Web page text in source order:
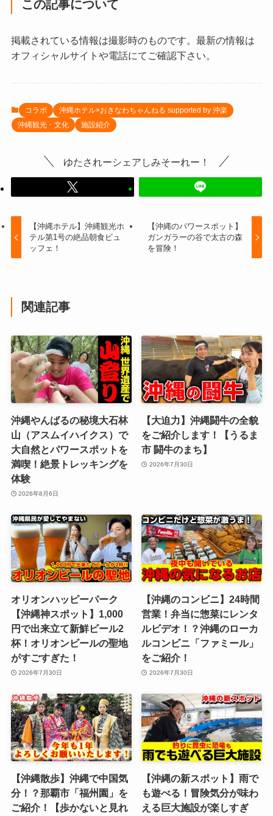
この記事について
掲載されている情報は撮影時のものです。最新の情報は
オフィシャルサイトや電話にてご確認下さい。
コラボ
沖縄ホテル×おきなわちゃんねる supported by 沖楽
沖縄観光・文化
施設紹介
ゆたされーシェアしみそーれー！
【沖縄ホテル】沖縄観光ホ
テル第1号の絶品朝食ビュ
ッフェ！
【沖縄のパワースポット】
ガンガラーの谷で太古の森
を冒険！
関連記事
沖縄やんばるの秘境大石林
山（アスムイハイクス）で
大自然とパワースポットを
満喫！絶景トレッキングを
体験
2026年8月6日
【大迫力】沖縄闘牛の全貌
をご紹介します！【うるま
市 闘牛のまち】
2026年7月30日
オリオンハッピーパーク
【沖縄神スポット】1,000
円で出来立て新鮮ビール2
杯！オリオンビールの聖地
がすごすぎた！
2026年7月30日
【沖縄のコンビニ】24時間
営業！弁当に惣菜にレンタ
ルビデオ！？沖縄のローカ
ルコンビニ「ファミール」
をご紹介！
2026年7月30日
【沖縄散歩】沖縄で中国気
分！？那覇市「福州園」を
ご紹介！【歩かないと見れ
【沖縄の新スポット】雨で
も遊べる！冒険気分が味わ
える巨大施設が楽しすぎ